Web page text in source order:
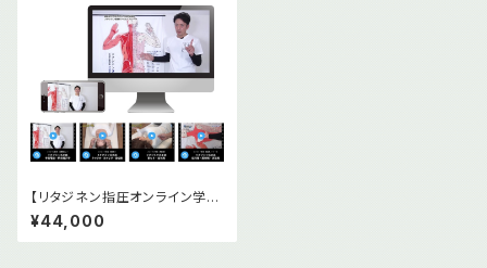
【リタジネン指圧オンライン学習
コース】実技編5本基礎編2本セ
ット
¥44,000